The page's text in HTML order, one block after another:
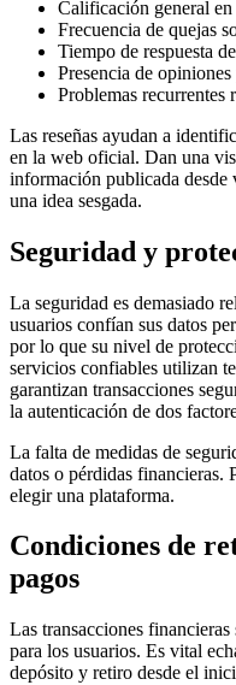
Calificación general en
Frecuencia de quejas
Tiempo de respuesta
Presencia de
Problemas recurrentes
Las reseñas ayudan a
en la web oficial. Dan una
información publicada desde
una idea sesgada.
Seguridad y
La seguridad es demasiado
usuarios confían sus datos
por lo que su nivel de
servicios confiables utilizan
garantizan transacciones
la autenticación de dos
La falta de medidas de
datos o pérdidas financieras.
elegir una plataforma.
Condiciones de
pagos
Las transacciones
para los usuarios. Es vital
depósito y retiro desde el